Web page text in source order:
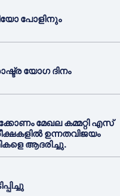
പോളിനും
യോഗ ദിനം
മേഖല കമ്മറ്റി എസ്
ഉന്നതവിജയം
ആദരിച്ചു.